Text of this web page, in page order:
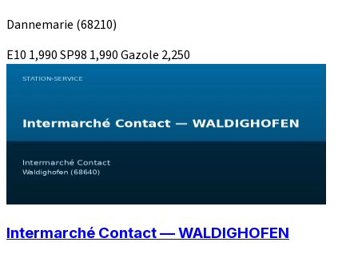
Dannemarie (68210)
E10 1,990SP98 1,990Gazole 2,250
Intermarché Contact — WALDIGHOFEN